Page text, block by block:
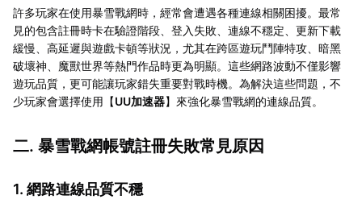
許多玩家在使用暴雪戰網時，經常會遭遇各種連線相關困擾。最常
見的包含註冊時卡在驗證階段、登入失敗、連線不穩定、更新下載
緩慢、高延遲與遊戲卡頓等狀況，尤其在跨區遊玩鬥陣特攻、暗黑
破壞神、魔獸世界等熱門作品時更為明顯。這些網路波動不僅影響
遊玩品質，更可能讓玩家錯失重要對戰時機。為解決這些問題，不
少玩家會選擇使用【UU加速器】來強化暴雪戰網的連線品質。
二. 暴雪戰網帳號註冊失敗常見原因
1. 網路連線品質不穩